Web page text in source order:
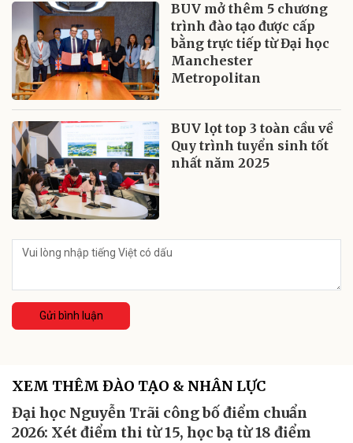
BUV mở thêm 5 chương
trình đào tạo được cấp
bằng trực tiếp từ Đại học
Manchester
Metropolitan
BUV lọt top 3 toàn cầu về
Quy trình tuyển sinh tốt
nhất năm 2025
Gửi bình luận
XEM THÊM ĐÀO TẠO & NHÂN LỰC
Đại học Nguyễn Trãi công bố điểm chuẩn
2026: Xét điểm thi từ 15, học bạ từ 18 điểm